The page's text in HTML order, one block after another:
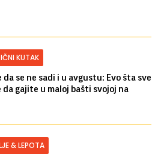
KUTAK
da se ne sadi i u avgustu: Evo šta sve
da gajite u maloj bašti svojoj na
& LEPOTA